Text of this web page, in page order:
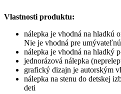
Vlastnosti produktu:
nálepka je vhodná na hladkú
Nie je vhodná pre
nálepka je vhodná na hladký
jednorázová nálepka
grafický dizajn je autorským
nálepka na stenu do detskej
deti